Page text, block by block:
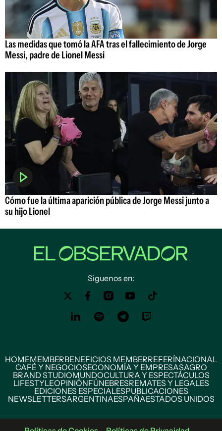
Las medidas que tomó la AFA tras el fallecimiento de Jorge
Messi, padre de Lionel Messi
Cómo fue la última aparición pública de Jorge Messi junto a
su hijo Lionel
Siguenos en:
HOMEMEMBERBENEFICIOS MEMBERREFERÍNACIONAL
CAFÉ Y NEGOCIOSECONOMÍA Y EMPRESASAGRO
BRAND STUDIOMUNDOCULTURA Y ESPECTÁCULOS
LIFESTYLEOPINIÓNFÚNEBRESREMATES Y LEGALES
EDICIONES ESPECIALESPUBLICACIONES
NEWSLETTERSARGENTINAESPAÑAESTADOS UNIDOS